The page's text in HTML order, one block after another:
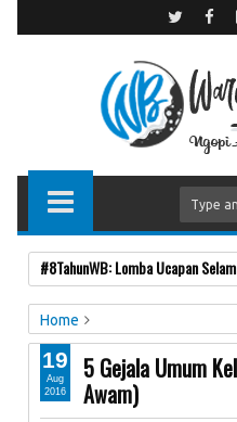
#8TahunWB: Lomba Ucapan
Home
Olahraga & Kesehatan
5 Gejala Umum Kelelahan
5 Gejala Umum
Awam)
19
Aug
2016